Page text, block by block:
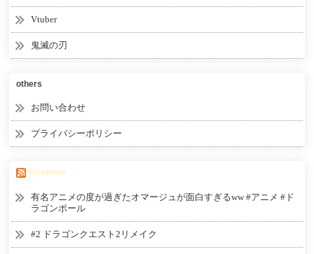
Vtuber
鬼滅の刃
others
お問い合わせ
プライバシーポリシー
Tmatome
有名アニメの度が過ぎたオマージュが面白すぎるww #アニメ #ド
ラゴンボール
#2 ドラゴンクエスト2リメイク